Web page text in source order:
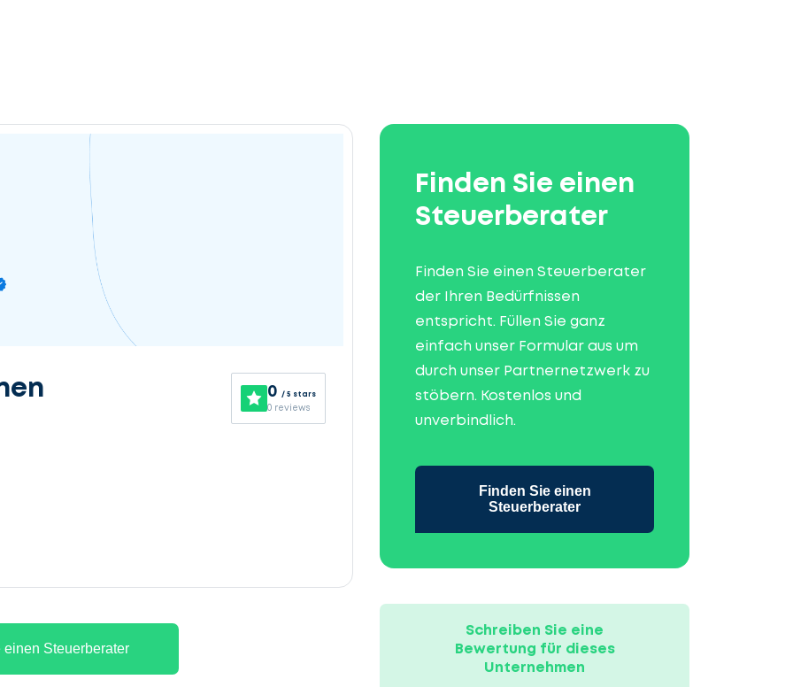
0 / 5 stars
0 reviews
einen Steuerberater
Finden Sie einen
Steuerberater
Finden Sie einen Steuerberater
der Ihren Bedürfnissen
entspricht. Füllen Sie ganz
einfach unser Formular aus um
durch unser Partnernetzwerk zu
stöbern. Kostenlos und
unverbindlich.
Finden Sie einen
Steuerberater
Schreiben Sie eine
Bewertung für dieses
Unternehmen